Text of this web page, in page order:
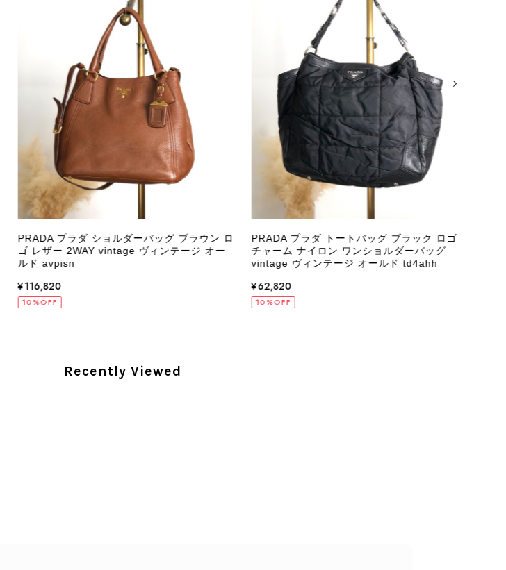
この度はご購入いただき、そして素敵なレビューをありがとうございます。 商品を無事にお受け取りいただ
き、また迅速にお届けできたとのこと、大変安心いたしました！ さらに、「思った以上に素敵なお品でし
た」とのお言葉をいただき、スタッフ一同とても嬉しく、何よりの励みになります。 ぜひこちらの商品を末
永くご愛用いただけましたら幸いです。 また気になる商品やご不明な点などございましたら、いつでもお気
軽にご相談ください。 またご縁がございましたら、ぜひよろしくお願いいたします。 VintageShop solo
PRADA プラダ ショルダーバッグ ブラウン ロ
ゴ レザー 2WAY vintage ヴィンテージ オー
ルド avpisn
¥116,820
10%OFF
PRADA プラダ トートバッグ ブラック ロゴ
チャーム ナイロン ワンショルダーバッグ
vintage ヴィンテージ オールド td4ahh
¥62,820
10%OFF
Recently Viewed